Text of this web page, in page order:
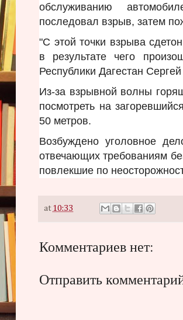
обслуживанию
последовал взрыв, затем
"С этой точки взрыва
в результате чего
Республики Дагестан
Из-за взрывной волны
посмотреть на
50 метров.
Возбуждено уголовное
отвечающих требованиям
повлекшие по
at 10:33
Комментариев нет:
Отправить